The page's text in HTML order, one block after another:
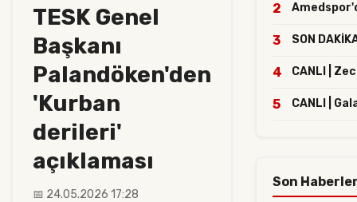
TESK Genel
Başkanı
Palandöken'den
'Kurban
derileri'
açıklaması
📅 24.05.2026 17:28
2
3 SON
4 CANLI |
5 CANLI |
Son